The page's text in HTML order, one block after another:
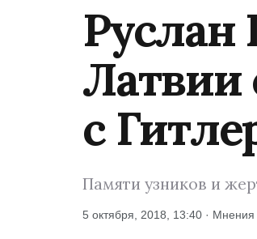
Руслан
Латвии
с
Памяти узников и
5 октября, 2018, 13:40 · Мнения